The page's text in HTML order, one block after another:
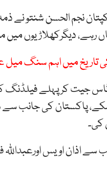
میں اہم سنگ میل
کر پہلے فیلڈنگ کا
پاکستان کی جانب
کی۔
سے اذان اویس